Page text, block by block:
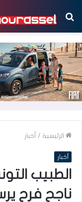
بحث
عن
الرئيسية / أخبار
أخبار
الطبيب
ناجح فرح